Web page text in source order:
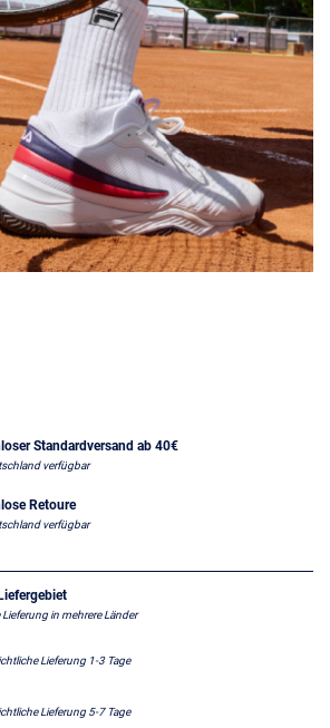
Standardversand ab 40€
verfügbar
Retoure
verfügbar
Lieferung in mehrere Länder
Lieferung 1-3 Tage
Lieferung 5-7 Tage